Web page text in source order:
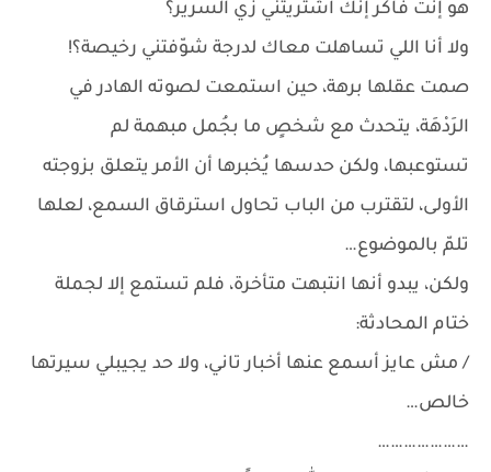
هو إنت فاكر إنك اشتريتني زي السرير؟
ولا أنا اللي تساهلت معاك لدرجة شوّفتني رخيصة؟!
صمت عقلها برهة، حين استمعت لصوته الهادر في
الرَدْهَة، يتحدث مع شخصٍ ما بجُمل مبهمة لم
تستوعبها، ولكن حدسها يُخبرها أن الأمر يتعلق بزوجته
الأولى، لتقترب من الباب تحاول استرقاق السمع، لعلها
تلمّ بالموضوع…
ولكن، يبدو أنها انتبهت متأخرة، فلم تستمع إلا لجملة
ختام المحادثة:
/ مش عايز أسمع عنها أخبار تاني، ولا حد يجيبلي سيرتها
خالص…
…………………